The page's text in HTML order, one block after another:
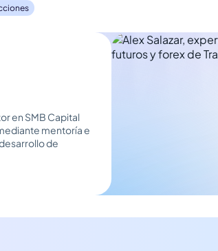
en SMB Capital
mentoría e
de